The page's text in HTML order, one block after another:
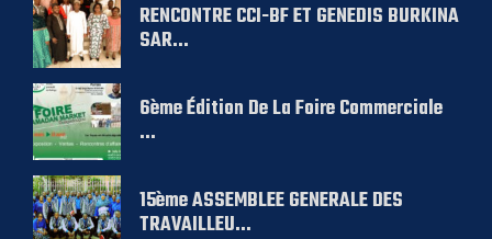
RENCONTRE CCI-BF ET GENEDIS BURKINA
SAR...
6ème Édition De La Foire Commerciale
...
15ème ASSEMBLEE GENERALE DES
TRAVAILLEU...